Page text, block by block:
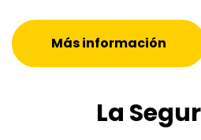
Más información
La